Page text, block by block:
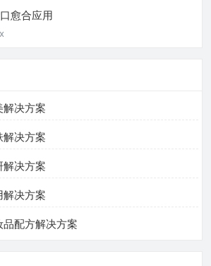
愈合应用
解决方案
解决方案
解决方案
解决方案
配方解决方案